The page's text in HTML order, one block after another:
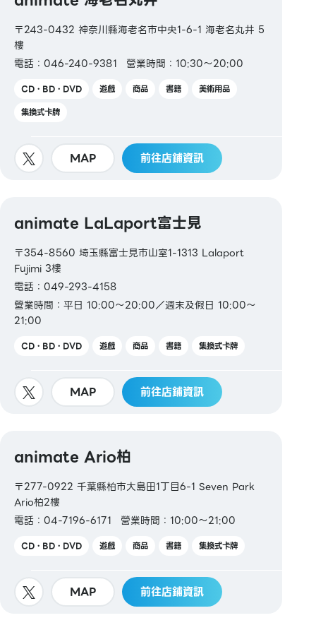
〒243-0432 神奈川縣海老名市中央1-6-1 海老名丸井 5
樓
電話：046-240-9381
營業時間：10:30～20:00
CD・BD・DVD 遊戲 商品 書籍
美術用品
集換式卡牌
MAP 前往店鋪資訊
animate LaLaport富士見
〒354-8560 埼玉縣富士見市山室1-1313 Lalaport
Fujimi 3樓
電話：049-293-4158
營業時間：平日 10:00～20:00／週末及假日 10:00～
21:00
CD・BD・DVD 遊戲 商品 書籍 集換式卡牌
MAP 前往店鋪資訊
animate Ario柏
〒277-0922 千葉縣柏市大島田1丁目6-1 Seven Park
Ario柏2樓
電話：04-7196-6171
營業時間：10:00～21:00
CD・BD・DVD 遊戲 商品 書籍 集換式卡牌
MAP 前往店鋪資訊